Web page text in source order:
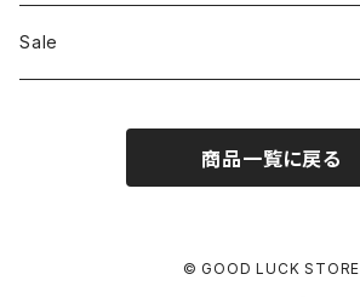
ILL180°
Unfil
Sale
商品一覧に戻る
© GOOD LUCK STORE